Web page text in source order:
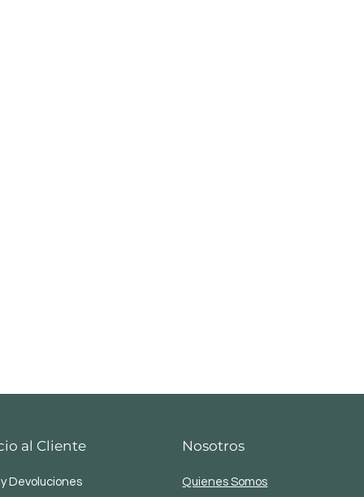
al Cliente
y Devoluciones
Nosotros
Quienes Somos